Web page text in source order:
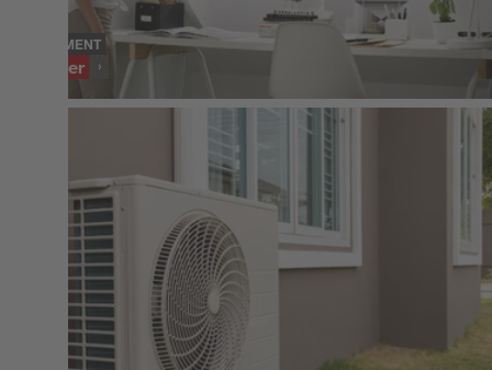
SORTIMENT
Fenster